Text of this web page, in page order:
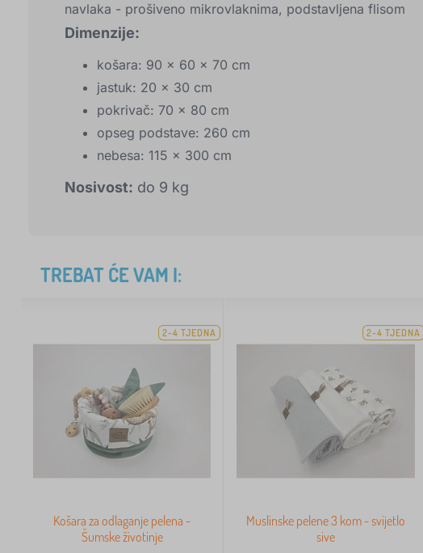
navlaka - prošiveno mikrovlaknima, podstavljena flisom
Dimenzije:
košara: 90 x 60 x 70 cm
jastuk: 20 x 30 cm
pokrivač: 70 x 80 cm
opseg podstave: 260 cm
nebesa: 115 x 300 cm
Nosivost: do 9 kg
TREBAT ĆE VAM I:
2-4 TJEDNA
Košara za odlaganje pelena -
Šumske životinje
2-4 TJEDNA
Muslinske pelene 3 kom - svijetlo
sive